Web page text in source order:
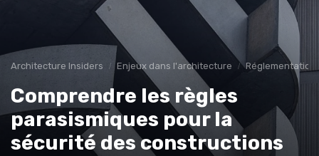
Architecture Insiders Enjeux dans l'architecture
Comprendre les règles
parasismiques pour la
sécurité des constructions